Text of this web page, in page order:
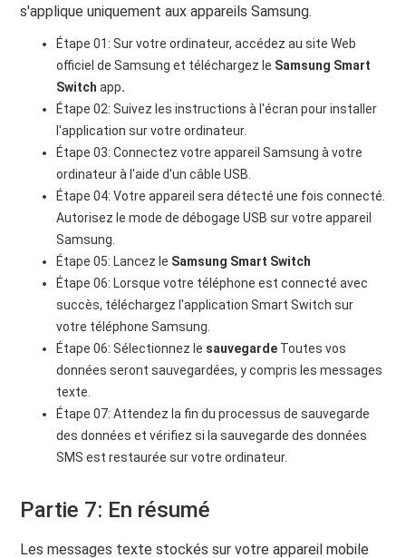
s'applique uniquement aux appareils Samsung.
Étape 01: Sur votre ordinateur, accédez au site Web
officiel de Samsung et téléchargez le Samsung Smart
Switchapp.
Étape 02: Suivez les instructions à l'écran pour installer
l'application sur votre ordinateur.
Étape 03: Connectez votre appareil Samsung à votre
ordinateur à l'aide d'un câble USB.
Étape 04: Votre appareil sera détecté une fois connecté.
Autorisez le mode de débogage USB sur votre appareil
Samsung.
Étape 05: Lancez le Samsung Smart Switch
Étape 06: Lorsque votre téléphone est connecté avec
succès, téléchargez l'application Smart Switch sur
votre téléphone Samsung.
Étape 06: Sélectionnez le sauvegarde Toutes vos
données seront sauvegardées, y compris les messages
texte.
Étape 07: Attendez la fin du processus de sauvegarde
des données et vérifiez si la sauvegarde des données
SMS est restaurée sur votre ordinateur.
Partie 7: En résumé
Les messages texte stockés sur votre appareil mobile